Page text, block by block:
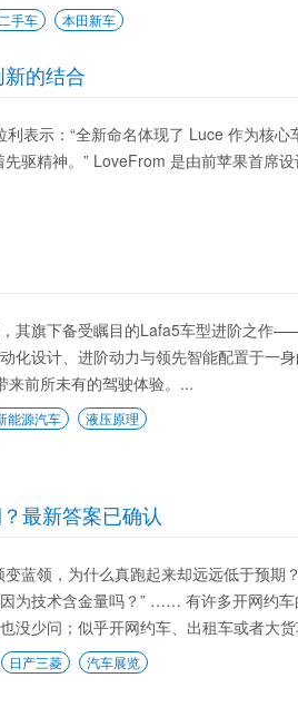
手车 本田新车
的结合
利表示：“全新命名体现了 Luce 作为核
驱精神。” LoveFrom 是由前苹果首席
其旗下备受瞩目的Lafa5车型进阶之作
化设计、进阶动力与领先智能配置于一
来前所未有的驾驶体验。...
能源汽车 液压原理
最新答案已确认
蓝领，为什么真跑起来却远远低于预期
为技术含金量吗？” …… 有许多开网约
没少问；似乎开网约车、出租车或者大
日产三菱 汽车展览